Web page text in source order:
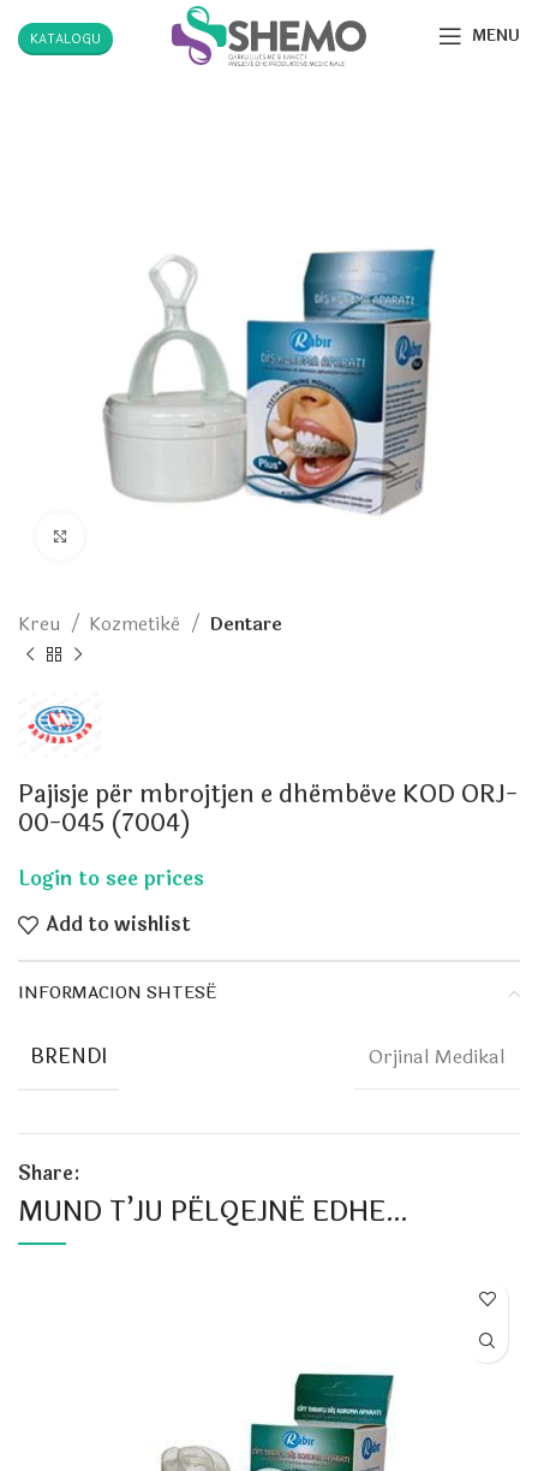
KATALOGU MENU
Kreu Kozmetikë Dentare
Pajisje për mbrojtjen e dhëmbëve KOD ORJ-
00-045 (7004)
Add to wishlist
INFORMACION SHTESË
BRENDI Orjinal Medikal
Share:
MUND T’JU PËLQEJNË EDHE…